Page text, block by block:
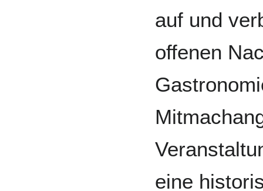
auf und
offenen
eine